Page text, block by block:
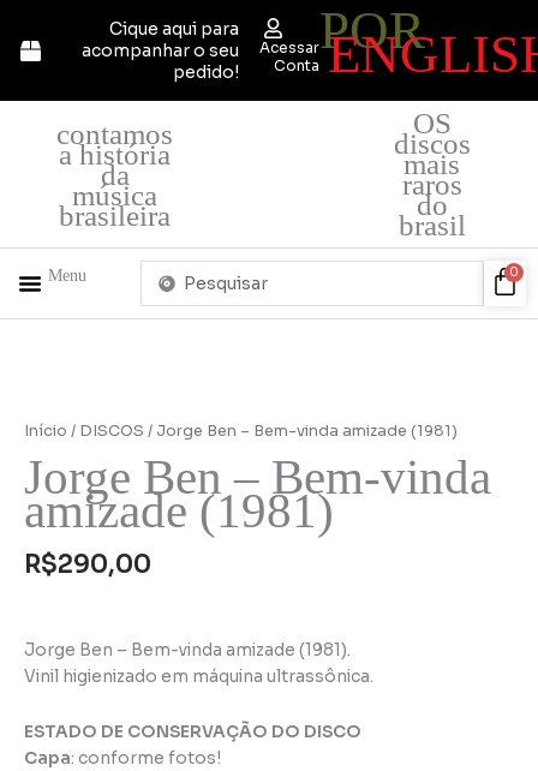
para
Cique aqui para
acompanhar o seu
pedido!
Acessar
Conta
POR
contamos
a história
da
música
brasileira
OS
discos
mais
raros
do
brasil
Menu
Pesquisar
0
Início / DISCOS / Jorge Ben – Bem-vinda amizade (1981)
Jorge Ben – Bem-vinda
amizade (1981)
R$290,00
Jorge Ben – Bem-vinda amizade (1981).
Vinil higienizado em máquina ultrassônica.
ESTADO DE CONSERVAÇÃO DO DISCO
Capa: conforme fotos!